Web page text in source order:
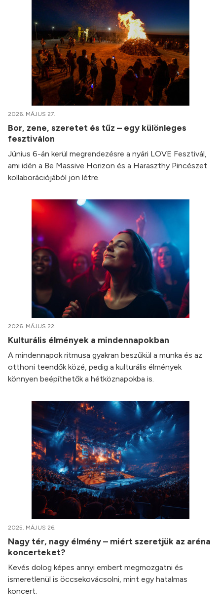
2026. MÁJUS 27.
Bor, zene, szeretet és tűz – egy különleges
fesztiválon
Június 6-án kerül megrendezésre a nyári LOVE Fesztivál,
ami idén a Be Massive Horizon és a Haraszthy Pincészet
kollaborációjából jön létre.
2026. MÁJUS 22.
Kulturális élmények a mindennapokban
A mindennapok ritmusa gyakran beszűkül a munka és az
otthoni teendők közé, pedig a kulturális élmények
könnyen beépíthetők a hétköznapokba is.
2025. MÁJUS 26.
Nagy tér, nagy élmény – miért szeretjük az aréna
koncerteket?
Kevés dolog képes annyi embert megmozgatni és
ismeretlenül is öccsekovácsolni, mint egy hatalmas
koncert.